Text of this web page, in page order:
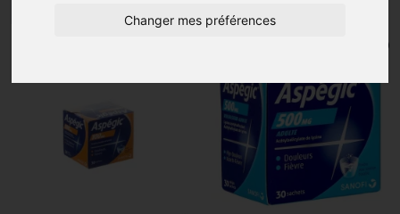
Changer mes préférences